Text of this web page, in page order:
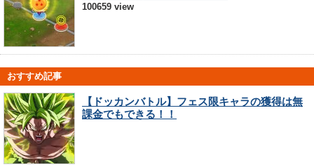
100659 view
おすすめ記事
【ドッカンバトル】フェス限キャラの獲得は無
課金でもできる！！